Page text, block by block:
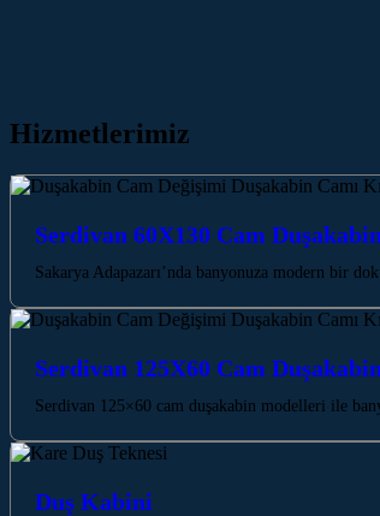
Hizmetlerimiz
Serdivan 60X130 Cam Duşakabin
Sakarya Adapazarı’nda banyonuza modern bir
Serdivan 125X60 Cam Duşakabin
Serdivan 125×60 cam duşakabin modelleri ile
Duş Kabini